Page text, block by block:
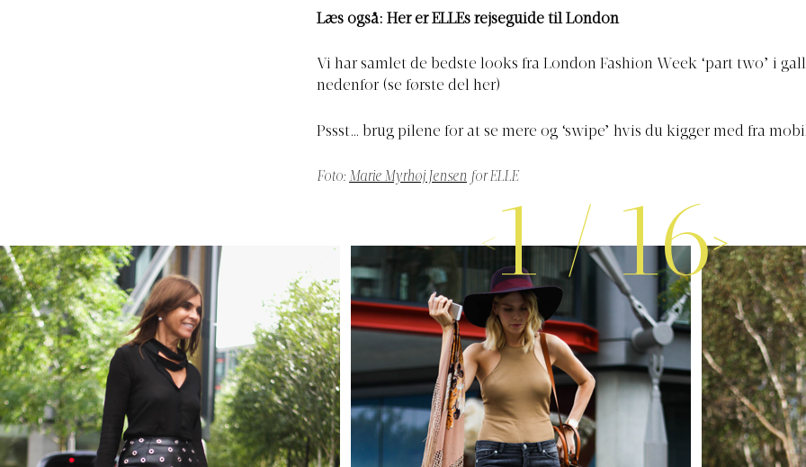
Læs også: Her er ELLEs rejseguide til London
Vi har samlet de bedste looks fra London Fashion Week ‘part two’ i
nedenfor (se første del her)
Pssst… brug pilene for at se mere og ‘swipe’ hvis du kigger med fra
Foto: Marie Myrhøj Jensen for ELLE
1/16